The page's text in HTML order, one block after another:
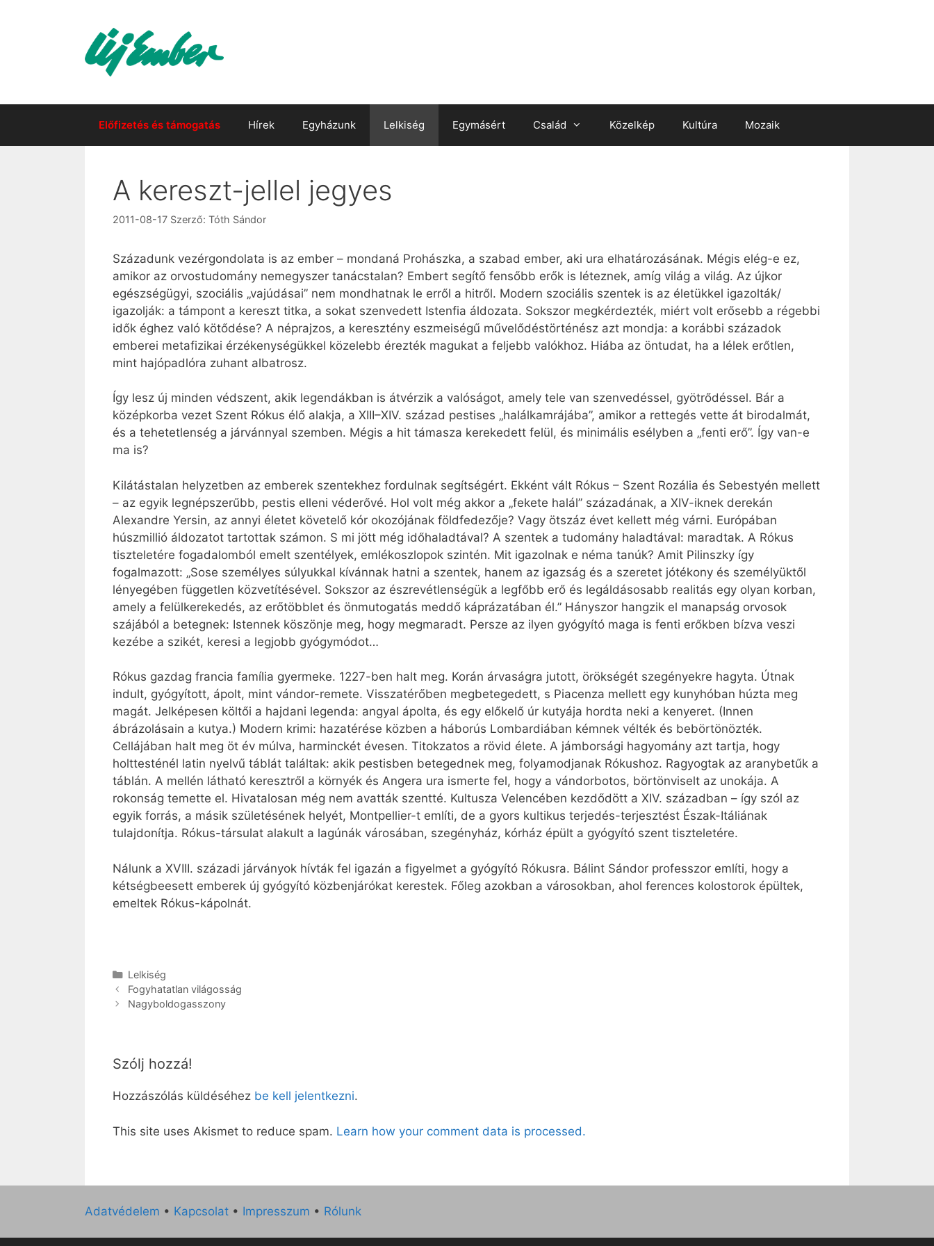
Előfizetés és támogatás Hírek Egyházunk Lelkiség Egymásért Család Közelkép Kultúra Mozaik
A kereszt-jellel jegyes
2011-08-17 Szerző: Tóth Sándor
Századunk vezérgondolata is az ember – mondaná Prohászka, a szabad ember, aki ura elhatározásának. Mégis elég-e ez,
amikor az orvostudomány nemegyszer tanácstalan? Embert segítő fensőbb erők is léteznek, amíg világ a világ. Az újkor
egészségügyi, szociális „vajúdásai” nem mondhatnak le erről a hitről. Modern szociális szentek is az életükkel igazolták/
igazolják: a támpont a kereszt titka, a sokat szenvedett Istenfia áldozata. Sokszor megkérdezték, miért volt erősebb a régebbi
idők éghez való kötődése? A néprajzos, a keresztény eszmeiségű művelődéstörténész azt mondja: a korábbi századok
emberei metafizikai érzékenységükkel közelebb érezték magukat a feljebb valókhoz. Hiába az öntudat, ha a lélek erőtlen,
mint hajópadlóra zuhant albatrosz.
Így lesz új minden védszent, akik legendákban is átvérzik a valóságot, amely tele van szenvedéssel, gyötrődéssel. Bár a
középkorba vezet Szent Rókus élő alakja, a XIII–XIV. század pestises „halálkamrájába”, amikor a rettegés vette át birodalmát,
és a tehetetlenség a járvánnyal szemben. Mégis a hit támasza kerekedett felül, és minimális esélyben a „fenti erő”. Így van-e
ma is?
Kilátástalan helyzetben az emberek szentekhez fordulnak segítségért. Ekként vált Rókus – Szent Rozália és Sebestyén mellett
– az egyik legnépszerűbb, pestis elleni véderővé. Hol volt még akkor a „fekete halál” századának, a XIV-iknek derekán
Alexandre Yersin, az annyi életet követelő kór okozójának földfedezője? Vagy ötszáz évet kellett még várni. Európában
húszmillió áldozatot tartottak számon. S mi jött még időhaladtával? A szentek a tudomány haladtával: maradtak. A Rókus
tiszteletére fogadalomból emelt szentélyek, emlékoszlopok szintén. Mit igazolnak e néma tanúk? Amit Pilinszky így
fogalmazott: „Sose személyes súlyukkal kívánnak hatni a szentek, hanem az igazság és a szeretet jótékony és személyüktől
lényegében független közvetítésével. Sokszor az észrevétlenségük a legfőbb erő és legáldásosabb realitás egy olyan korban,
amely a felülkerekedés, az erőtöbblet és önmutogatás meddő káprázatában él.” Hányszor hangzik el manapság orvosok
szájából a betegnek: Istennek köszönje meg, hogy megmaradt. Persze az ilyen gyógyító maga is fenti erőkben bízva veszi
kezébe a szikét, keresi a legjobb gyógymódot…
Rókus gazdag francia família gyermeke. 1227-ben halt meg. Korán árvaságra jutott, örökségét szegényekre hagyta. Útnak
indult, gyógyított, ápolt, mint vándor-remete. Visszatérőben megbetegedett, s Piacenza mellett egy kunyhóban húzta meg
magát. Jelképesen költői a hajdani legenda: angyal ápolta, és egy előkelő úr kutyája hordta neki a kenyeret. (Innen
ábrázolásain a kutya.) Modern krimi: hazatérése közben a háborús Lombardiában kémnek vélték és bebörtönözték.
Cellájában halt meg öt év múlva, harminckét évesen. Titokzatos a rövid élete. A jámborsági hagyomány azt tartja, hogy
holttesténél latin nyelvű táblát találtak: akik pestisben betegednek meg, folyamodjanak Rókushoz. Ragyogtak az aranybetűk a
táblán. A mellén látható keresztről a környék és Angera ura ismerte fel, hogy a vándorbotos, börtönviselt az unokája. A
rokonság temette el. Hivatalosan még nem avatták szentté. Kultusza Velencében kezdődött a XIV. században – így szól az
egyik forrás, a másik születésének helyét, Montpellier-t említi, de a gyors kultikus terjedés-terjesztést Észak-Itáliának
tulajdonítja. Rókus-társulat alakult a lagúnák városában, szegényház, kórház épült a gyógyító szent tiszteletére.
Nálunk a XVIII. századi járványok hívták fel igazán a figyelmet a gyógyító Rókusra. Bálint Sándor professzor említi, hogy a
kétségbeesett emberek új gyógyító közbenjárókat kerestek. Főleg azokban a városokban, ahol ferences kolostorok épültek,
emeltek Rókus-kápolnát.
Kategória
Lelkiség
Fogyhatatlan világosság
Nagyboldogasszony
Szólj hozzá!
Hozzászólás küldéséhez be kell jelentkezni.
This site uses Akismet to reduce spam. Learn how your comment data is processed.
Adatvédelem • Kapcsolat • Impresszum • Rólunk